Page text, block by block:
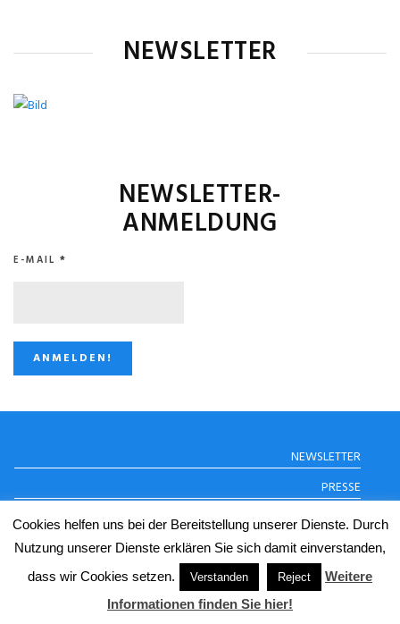
NEWSLETTER
NEWSLETTER-
ANMELDUNG
E-MAIL *
STUGGI.TV AUF
INSTAGRAM
NEWSLETTER
PRESSE
DATENSCHUTZERKLÄRUNG
IMPRESSUM
© Copyright 2024 STUGGI.TV
Cookies helfen uns bei der Bereitstellung unserer Dienste. Durch
Nutzung unserer Dienste erklären Sie sich damit einverstanden,
dass wir Cookies setzen.
Verstanden Reject
Weitere
Informationen finden Sie hier!